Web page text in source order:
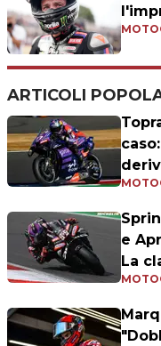
ARTICOLI
e
La